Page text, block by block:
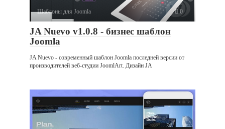
Шаблоны для Joomla 0
JA Nuevo v1.0.8 - бизнес шаблон
Joomla
JA Nuevo - современный шаблон Joomla последней версии от
производителей веб-студии JoomlArt. Дизайн JA